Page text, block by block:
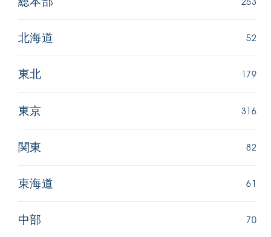
北海道 52
東北 179
東京 316
関東 82
東海道 61
中部 70